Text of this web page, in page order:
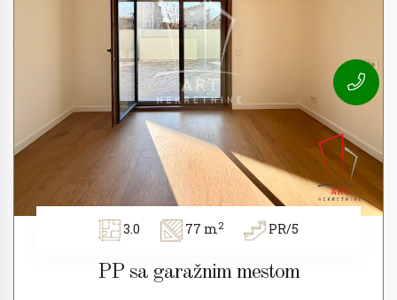
3.0 77 m2 PR/5
PP sa garažnim mestom